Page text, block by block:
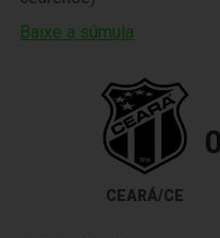
Baixe a súmula
CEARÁ/CE
0